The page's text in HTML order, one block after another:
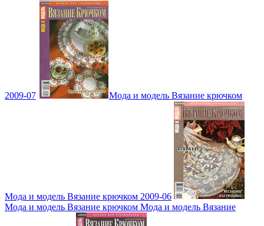
2009-07 Мода и модель Вязание крючком
Мода и модель Вязание крючком 2009-06
Мода и модель Вязание крючком Мода и модель Вязание